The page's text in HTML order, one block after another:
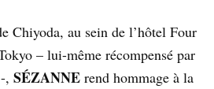
Chiyoda, au sein de l’hôtel Four
– lui-même récompensé par
, SÉZANNE rend hommage à la